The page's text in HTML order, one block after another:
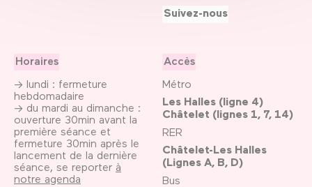
Horaires
→ lundi : fermeture
hebdomadaire
→ du mardi au dimanche :
ouverture 30min avant la
première séance et
fermeture 30min après le
lancement de la dernière
séance, se reporter à
notre agenda
Accès
Métro
Les Halles (ligne 4)
Châtelet (lignes 1, 7, 14)
RER
Châtelet-Les Halles
(Lignes A, B, D)
Bus
Suivez-nous